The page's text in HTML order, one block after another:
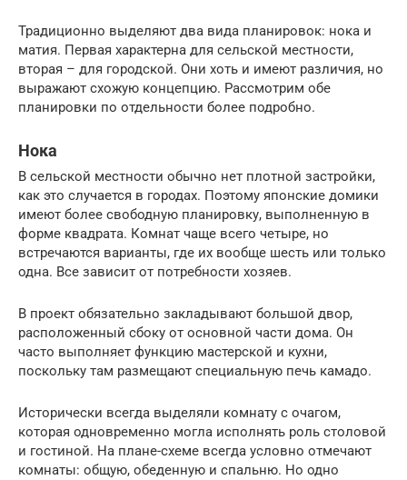
Традиционно выделяют два вида планировок: нока и
матия. Первая характерна для сельской местности,
вторая – для городской. Они хоть и имеют различия, но
выражают схожую концепцию. Рассмотрим обе
планировки по отдельности более подробно.
Нока
В сельской местности обычно нет плотной застройки,
как это случается в городах. Поэтому японские домики
имеют более свободную планировку, выполненную в
форме квадрата. Комнат чаще всего четыре, но
встречаются варианты, где их вообще шесть или только
одна. Все зависит от потребности хозяев.
В проект обязательно закладывают большой двор,
расположенный сбоку от основной части дома. Он
часто выполняет функцию мастерской и кухни,
поскольку там размещают специальную печь камадо.
Исторически всегда выделяли комнату с очагом,
которая одновременно могла исполнять роль столовой
и гостиной. На плане-схеме всегда условно отмечают
комнаты: общую, обеденную и спальню. Но одно